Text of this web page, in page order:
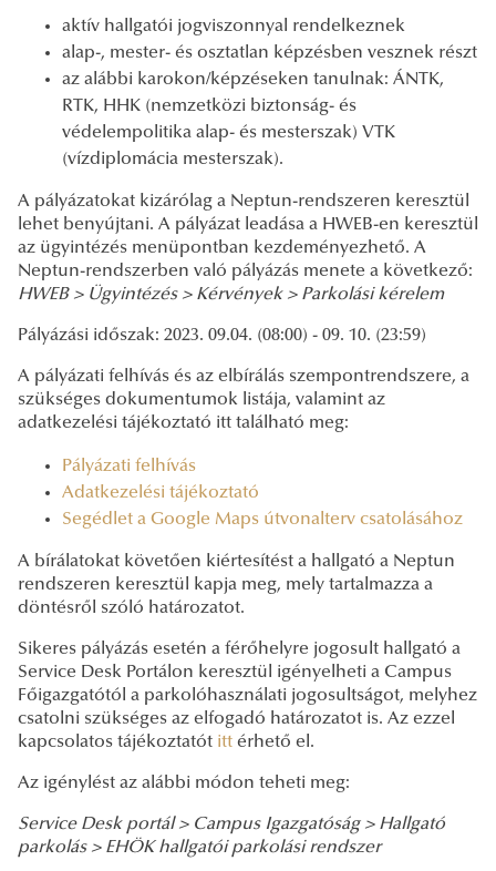
aktív hallgatói jogviszonnyal rendelkeznek
alap-, mester- és osztatlan képzésben vesznek részt
az alábbi karokon/képzéseken tanulnak: ÁNTK,
RTK, HHK (nemzetközi biztonság- és
védelempolitika alap- és mesterszak) VTK
(vízdiplomácia mesterszak).
A pályázatokat kizárólag a Neptun-rendszeren keresztül
lehet benyújtani. A pályázat leadása a HWEB-en keresztül
az ügyintézés menüpontban kezdeményezhető. A
Neptun-rendszerben való pályázás menete a következő:
HWEB > Ügyintézés > Kérvények > Parkolási kérelem
Pályázási időszak: 2023. 09.04. (08:00) - 09. 10. (23:59)
A pályázati felhívás és az elbírálás szempontrendszere, a
szükséges dokumentumok listája, valamint az
adatkezelési tájékoztató itt található meg:
Pályázati felhívás
Adatkezelési tájékoztató
Segédlet a Google Maps útvonalterv csatolásához
A bírálatokat követően kiértesítést a hallgató a Neptun
rendszeren keresztül kapja meg, mely tartalmazza a
döntésről szóló határozatot.
Sikeres pályázás esetén a férőhelyre jogosult hallgató a
Service Desk Portálon keresztül igényelheti a Campus
Főigazgatótól a parkolóhasználati jogosultságot, melyhez
csatolni szükséges az elfogadó határozatot is. Az ezzel
kapcsolatos tájékoztatót itt érhető el.
Az igénylést az alábbi módon teheti meg:
Service Desk portál >Campus Igazgatóság >Hallgató
parkolás >EHÖK hallgatói parkolási rendszer